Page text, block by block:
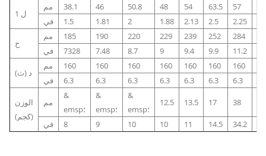
ل 1
مم 38.1 46 50.8 48 54 63.5 57
في
1.5 1.81 2 1.88 2.13 2.5 2.25
ح
مم 185 190 220 229 239 252 284
في
7328 7.48 8.7 9 9.4 9.9 11.2
د (ث)
مم 160 160 160 160 160 160 160
في
6.3 6.3 6.3 6.3 6.3 6.3 6.3
الوزن
(كجم)
مم
&
emsp؛
&
emsp؛
&
emsp؛
12.5 13.5 17 38
في 8 9 10 10 11 14.5 34.2